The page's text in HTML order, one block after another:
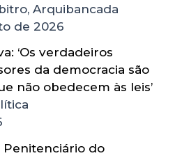
Arquibancada
de 2026
‘Os verdadeiros
da democracia são
não obedecem às leis’
Penitenciário do